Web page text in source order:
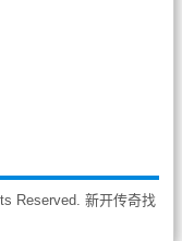
Reserved. 新开传奇找